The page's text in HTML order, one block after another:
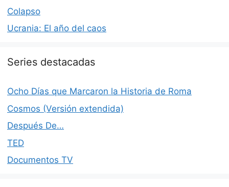
Colapso
Ucrania: El año del caos
Series destacadas
Ocho Días que Marcaron la Historia de Roma
Cosmos (Versión extendida)
Después De…
TED
Documentos TV